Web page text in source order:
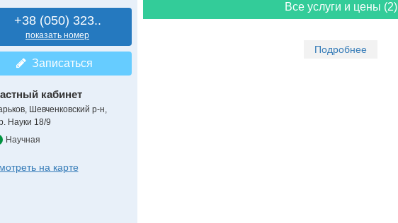
+38 (050) 323..
показать номер
Записаться
кабинет
Шевченковский р-н,
Науки 18/9
Научная
на карте
Все услуги и цены (2)
Подробнее